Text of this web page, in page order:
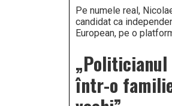
Pe numele real,
candidat ca
European, pe o
într-o